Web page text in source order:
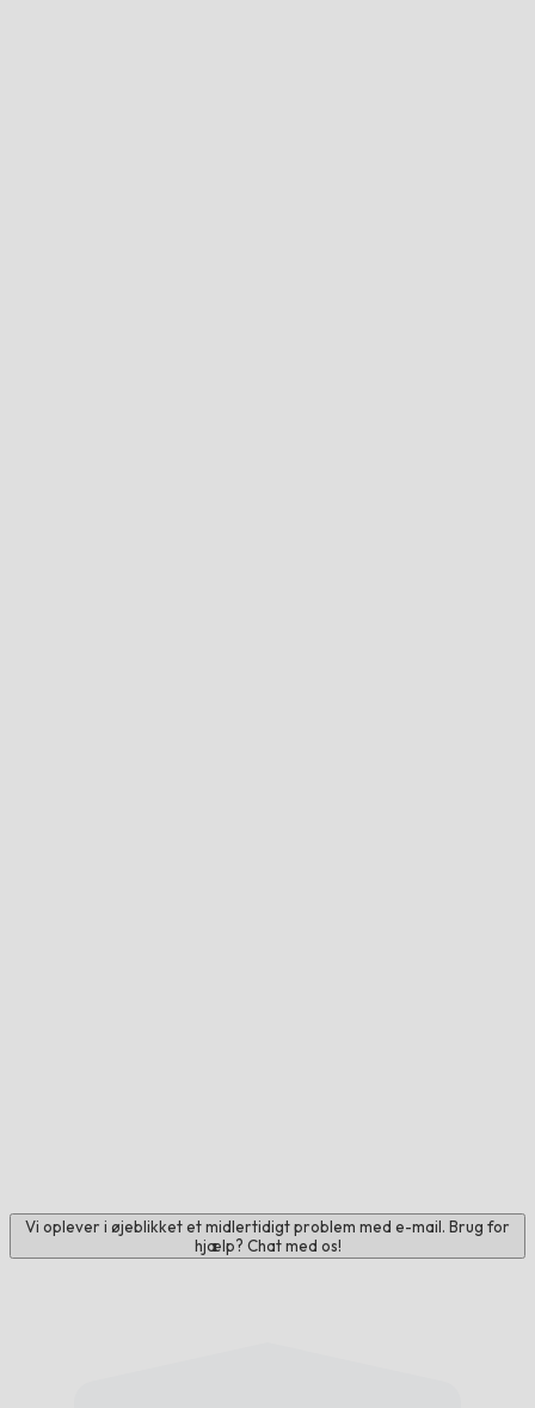
Vi oplever i øjeblikket et midlertidigt problem med e-mail. Brug for
hjælp? Chat med os!